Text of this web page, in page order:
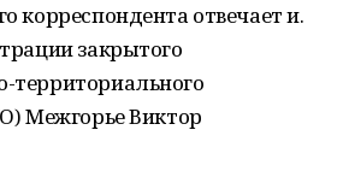
корреспондента отвечает и.
закрытого
территориального
Межгорье Виктор